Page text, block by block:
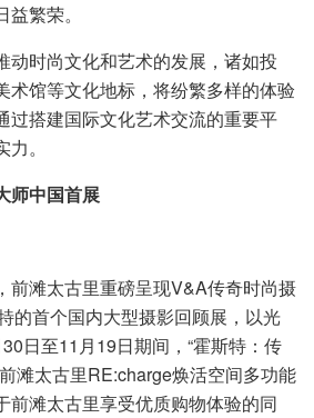
繁荣。
动时尚文化和艺术的发展，诸如投
术馆等文化地标，将纷繁多样的体验
过搭建国际文化艺术交流的重要平
。
师中国首展
前滩太古里重磅呈现V&A传奇时尚摄
的首个国内大型摄影回顾展，以光
日至11月19日期间，“霍斯特：传
滩太古里RE:charge焕活空间多功能
前滩太古里享受优质购物体验的同